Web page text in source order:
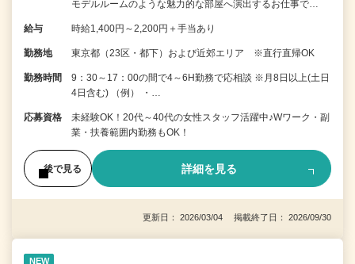
モデルルームのような魅力的な部屋へ演出するお仕事で…
給与 時給1,400円～2,200円＋手当あり
勤務地 東京都（23区・都下）および近郊エリア ※直行直帰OK
勤務時間
9：30～17：00の間で4～6H勤務で応相談 ※月8日以上(土日
4日含む) （例） ・…
応募資格
未経験OK！20代～40代の女性スタッフ活躍中♪Wワーク・副
業・扶養範囲内勤務もOK！
後で見る 詳細を見る
更新日： 2026/03/04 掲載終了日： 2026/09/30
NEW